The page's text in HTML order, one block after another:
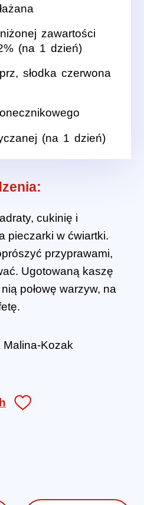
zawartości
(na 1 dzień)
słodka czerwona
(na 1 dzień)
cukinię i
pieczarki w ćwiartki.
przyprawami,
Ugotowaną kaszę
połowę warzyw, na
Malina-Kozak